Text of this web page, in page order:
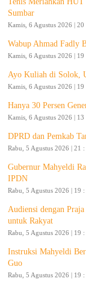
Sumbar
Kamis, 6 Agustus 2026 | 20
Wabup Ahmad Fadly
Kamis, 6 Agustus 2026 | 19
Ayo Kuliah di Solok,
Kamis, 6 Agustus 2026 | 19
Hanya 30 Persen
Kamis, 6 Agustus 2026 | 13
DPRD dan Pemkab
Rabu, 5 Agustus 2026 | 21 :
Gubernur Mahyeldi
IPDN
Rabu, 5 Agustus 2026 | 19 :
Audiensi dengan
untuk Rakyat
Rabu, 5 Agustus 2026 | 19 :
Instruksi Mahyeldi
Guo
Rabu, 5 Agustus 2026 | 19 :